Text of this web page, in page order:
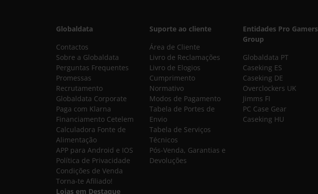
Globaldata
Contactos
Sobre a Globaldata
Perguntas Frequentes
Promessas
Recrutamento
Globaldata Corporate
Paga com Klarna
Financiamento Cetelem
Calculadora Fonte de
Alimentação
APP para Android e IOS
Política de Privacidade
Condições de Venda
Torna-te Afiliado!
Suporte ao cliente
Área de Cliente
Livro de Reclamações
Livro de Elogios
Cumprimento
Normativo
Modos de Pagamento
Tabela de Portes de
Envio
Tabela de Serviços
Técnicos
Pós-Venda, Garantias e
Devoluções
Entidades Pro Gamers
Group
Globaldata PT
Caseking ES
Caseking DE
Overclockers UK
Jimms FI
PC Case Gear
Caseking HU
Lojas em Destaque